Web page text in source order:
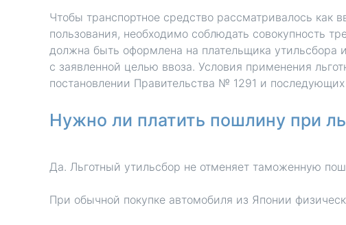
Чтобы транспортное средство рассматривалось как
пользования, необходимо соблюдать совокупность
должна быть оформлена на плательщика утильсбора
с заявленной целью ввоза. Условия применения
постановлении Правительства № 1291 и
Нужно ли платить пошлину при
Да. Льготный утильсбор не отменяет таможенную
При обычной покупке автомобиля из Японии